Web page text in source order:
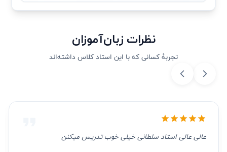
نظرات زبان‌آموزان
تجربهٔ کسانی که با این استاد کلاس داشته‌اند
عالی عالی استاد سلطانی خیلی خوب تدریس میکنن